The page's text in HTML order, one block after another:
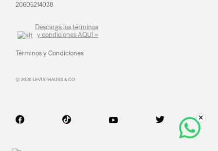
20605214038
Descarga los términos
y condiciones AQUÍ »
Términos y Condiciones
© 2026 LEVI STRAUSS & CO